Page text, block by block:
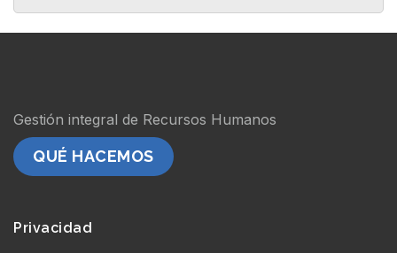
Gestión integral de Recursos Humanos
QUÉ HACEMOS
Privacidad